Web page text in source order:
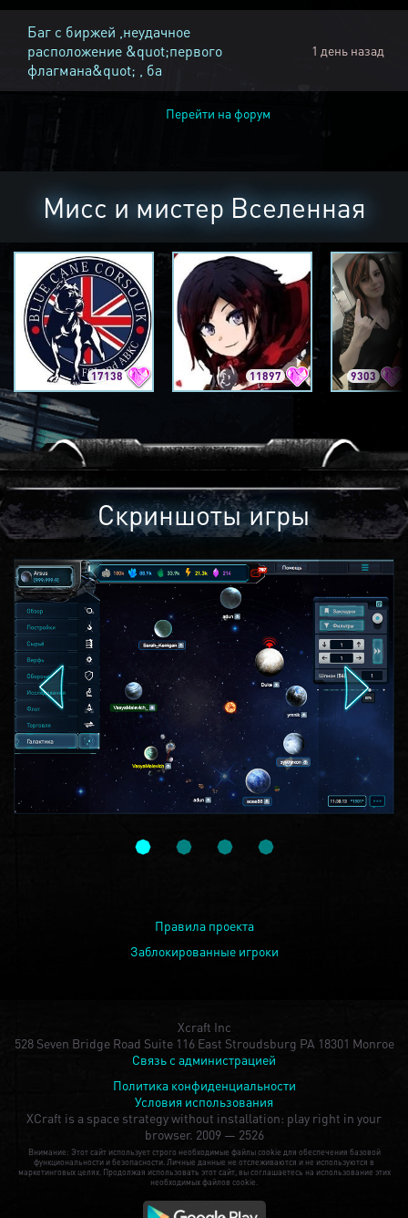
Баг с биржей ,неудачное
расположение &quot;первого
флагмана&quot; , ба
1 день назад
Перейти на форум
Мисс и мистер Вселенная
17138 11897 9303
Скриншоты игры
Правила проекта
Заблокированные игроки
Xcraft Inc
528 Seven Bridge Road Suite 116 East Stroudsburg PA 18301 Monroe
Связь с администрацией
Политика конфиденциальности
Условия использования
XCraft is a space strategy without installation: play right in your
browser. 2009 — 2526
Внимание: Этот сайт использует строго необходимые файлы cookie для обеспечения базовой
функциональности и безопасности. Личные данные не отслеживаются и не используются в
маркетинговых целях. Продолжая использовать этот сайт, вы соглашаетесь на использование этих
необходимых файлов cookie.